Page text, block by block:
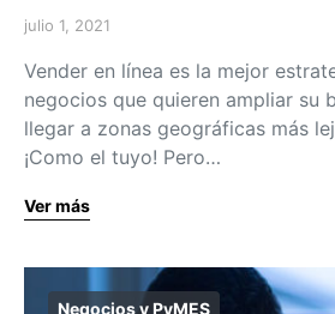
julio 1, 2021
Vender en línea es la mejor
negocios que quieren ampliar su
llegar a zonas geográficas más
¡Como el tuyo! Pero…
Ver más
Negocios y PyMES